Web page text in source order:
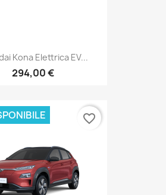
Kona Elettrica EV...
294,00 €
favorite_border